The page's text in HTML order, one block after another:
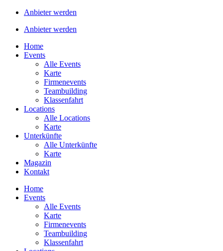
Anbieter werden
Anbieter werden
Home
Events
Alle Events
Karte
Firmenevents
Teambuilding
Klassenfahrt
Locations
Alle Locations
Karte
Unterkünfte
Alle Unterkünfte
Karte
Magazin
Kontakt
Home
Events
Alle Events
Karte
Firmenevents
Teambuilding
Klassenfahrt